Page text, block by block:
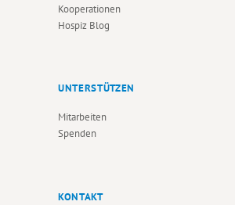
Kooperationen
Hospiz Blog
UNTERSTÜTZEN
Mitarbeiten
Spenden
KONTAKT